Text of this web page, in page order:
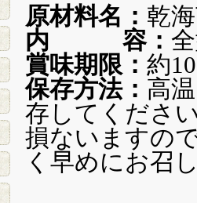
原材料名： 乾
内 容：
賞味期限： 約
保存方法： 高
存してくださ
損ないますの
く早めにお召